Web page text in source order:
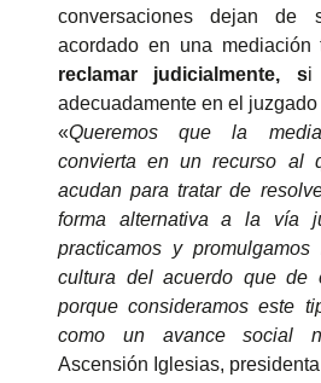
Quiénes somos
Sobre UNAF
Nuestra red
Transparencia
Áreas de acción
Diversidad familiar
Familias reconstituidas
Mediación
Qué hacemos
Atención directa
Sensibilización
Infórmate
Blog
COLABORA
conversaciones dejan de
acordado en una mediación
reclamar judicialmente, si
adecuadamente en el
«Queremos que la
convierta en un recurso al
acudan para tratar de
forma alternativa a la vía
practicamos y
cultura del acuerdo que de
porque consideramos este
como un avance social
Ascensión Iglesias,